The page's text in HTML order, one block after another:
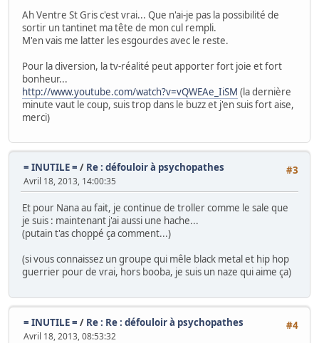
Ah Ventre St Gris c'est vrai... Que n'ai-je pas la possibilité de
sortir un tantinet ma tête de mon cul rempli.
M'en vais me latter les esgourdes avec le reste.
Pour la diversion, la tv-réalité peut apporter fort joie et fort
bonheur...
http://www.youtube.com/watch?v=vQWEAe_IiSM (la dernière
minute vaut le coup, suis trop dans le buzz et j'en suis fort aise,
merci)
#3
= INUTILE = / Re : défouloir à psychopathes
Avril 18, 2013, 14:00:35
Et pour Nana au fait, je continue de troller comme le sale que
je suis : maintenant j'ai aussi une hache...
(putain t'as choppé ça comment...)
(si vous connaissez un groupe qui mêle black metal et hip hop
guerrier pour de vrai, hors booba, je suis un naze qui aime ça)
#4
= INUTILE = / Re : Re : défouloir à psychopathes
Avril 18, 2013, 08:53:32